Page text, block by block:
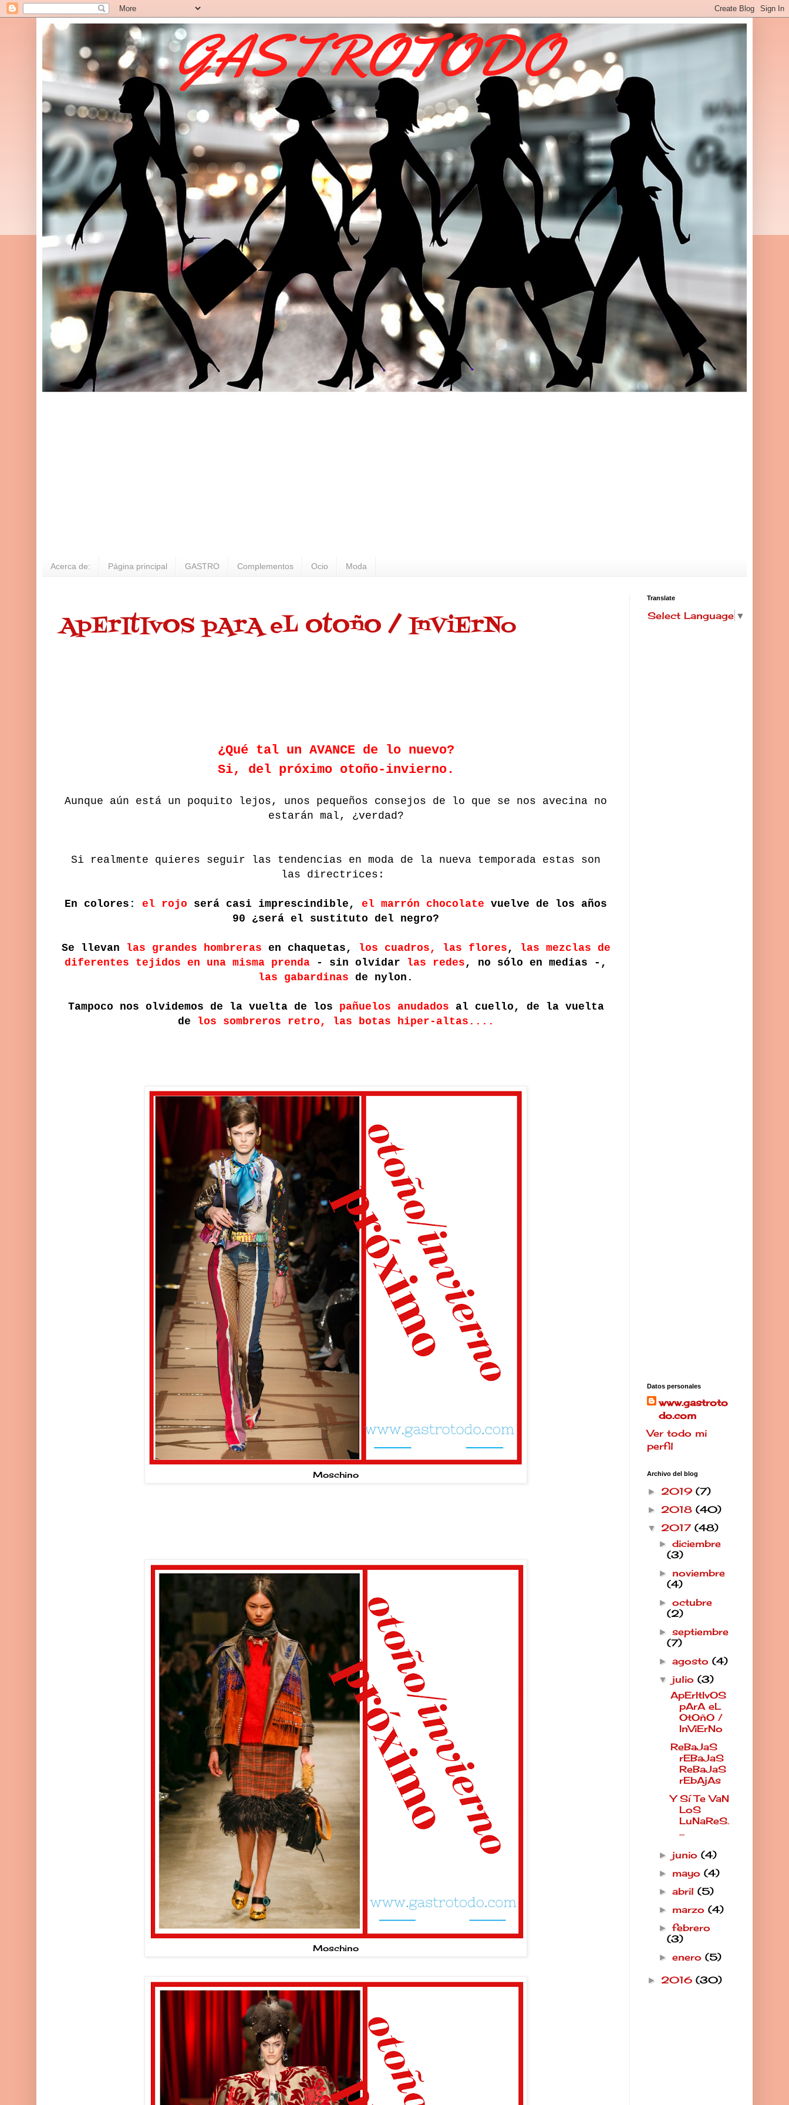
Acerca de: Página principal GASTRO Complementos Ocio Moda
ApErItIvOS pArA eL OtOñO / InViErNo
¿Qué tal un AVANCEde lo nuevo?
Si, del próximo otoño-invierno.
Aunque aún está un poquito lejos, unos pequeños consejos de lo que se nos avecina no
estarán mal, ¿verdad?
Si realmente quieres seguir las tendencias en moda de la nueva temporada estas son
las directrices:
En colores: el rojo será casi imprescindible, el marrón chocolate vuelve de los años
90 ¿será el sustituto del negro?
Se llevan las grandes hombreras en chaquetas, los cuadros, las flores ,
las mezclas de
diferentes tejidos en una misma prenda - sin olvidar las redes , no sólo en medias -,
las gabardinas de nylon.
Tampoco nos olvidemos de la vuelta de los pañuelos anudados al cuello, de la vuelta
de
los sombreros retro, las botas hiper-altas....
Moschino
Moschino
Translate
Select Language ▼
Datos personales
www.gastroto
do.com
Ver todo mi
perfil
Archivo del blog
► 2019 (7)
► 2018 (40)
▼ 2017 (48)
►diciembre
(3)
► noviembre
(4)
►octubre
(2)
►septiembre
(7)
►agosto(4)
▼ julio(3)
ApErItIvOS
pArA eL
OtOñO /
InViErNo
ReBaJaS
rEBaJaS
ReBaJaS
rEbAjAs
Y Sí Te VaN
LoS
LuNaReS.
...
► junio(4)
► mayo(4)
►abril(5)
► marzo(4)
►febrero
(3)
►enero(5)
► 2016 (30)